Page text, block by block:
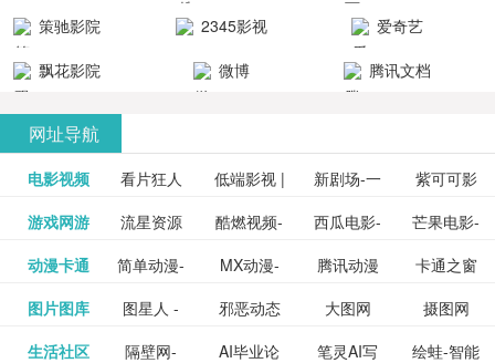
等全新电
影，是影
卓破解软件
分享与下
载！旨在打
件共享站、
资源
策驰影院
2345影视
大全
爱奇艺
VIP会员
飘花影院
微博 腾讯文档
网址导航
电影视频 看片狂人 低端影视 |
免费高清
在线电影
新剧场-一
个网盘资
源分享小
紫可可影
视-紫可可,
免费提供
泡剧网_最
新电视剧
免费在线
更多>>
游戏网游 流星资源
网-流星蝴
蝶剑官网
酷燃视频-
致力于打
造中国领
西瓜电影-
西瓜视频
网站电影
芒果电影-
芒果TV网
站电影频
豆瓣电影-
豆瓣电影
更多>>
动漫卡通 简单动漫-
日本动画
MX动漫-
最新最全
腾讯动漫
频道
卡通之窗
三毛漫画
网
更多>>
图片图库 图星人 -
设计图片
邪恶动态
图片大全
大图网
摄图网
图行天下
更多>>
生活社区 隔壁网- AI毕业论 笔灵AI写 绘蛙-智能